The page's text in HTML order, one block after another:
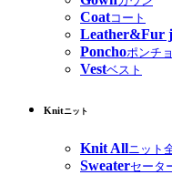
Coatコート
Leather&Fur
Ponchoポンチョ
Vestベスト
Knitニット
Knit Allニット
Sweaterセータ